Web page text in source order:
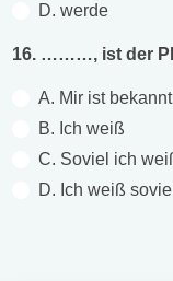
D. werde
16. ………, ist der
A. Mir ist bekannt
B. Ich weiß
C. Soviel ich
D. Ich weiß soviel